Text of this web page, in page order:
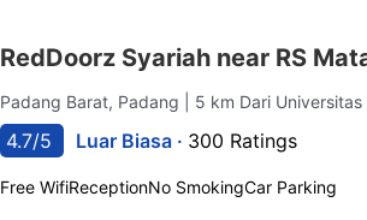
RedDoorz Syariah near RS
Padang Barat, Padang | 5 km Dari
4.7/5 Luar Biasa · 300 Ratings
Free WifiReceptionNo SmokingCar Parking